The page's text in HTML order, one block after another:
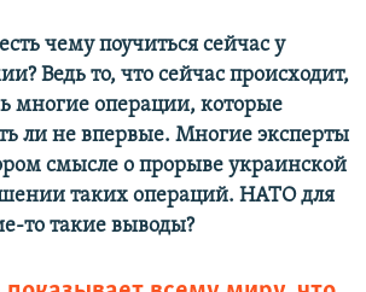
чему поучиться сейчас у
Ведь то, что сейчас происходит,
многие операции, которые
ли не впервые. Многие эксперты
смысле о прорыве украинской
таких операций. НАТО для
то такие выводы?